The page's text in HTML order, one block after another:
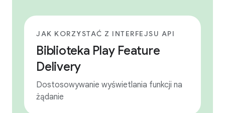
JAK KORZYSTAĆ Z INTERFEJSU API
Biblioteka Play Feature
Delivery
Dostosowywanie wyświetlania funkcji na
żądanie